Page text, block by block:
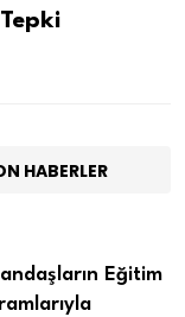
HABERLER
Eğitim